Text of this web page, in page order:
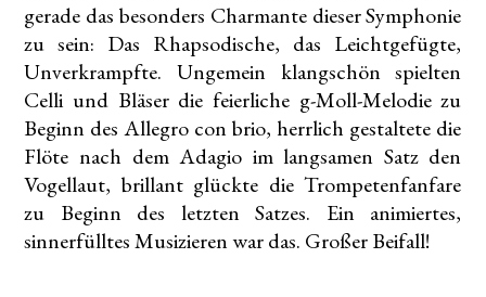
gerade das besonders Charmante dieser Symphonie
zu sein: Das Rhapsodische, das Leichtgefügte,
Unverkrampfte. Ungemein klangschön spielten
Celli und Bläser die feierliche g-Moll-Melodie zu
Beginn des Allegro con brio, herrlich gestaltete die
Flöte nach dem Adagio im langsamen Satz den
Vogellaut, brillant glückte die Trompetenfanfare
zu Beginn des letzten Satzes. Ein animiertes,
sinnerfülltes Musizieren war das. Großer Beifall!